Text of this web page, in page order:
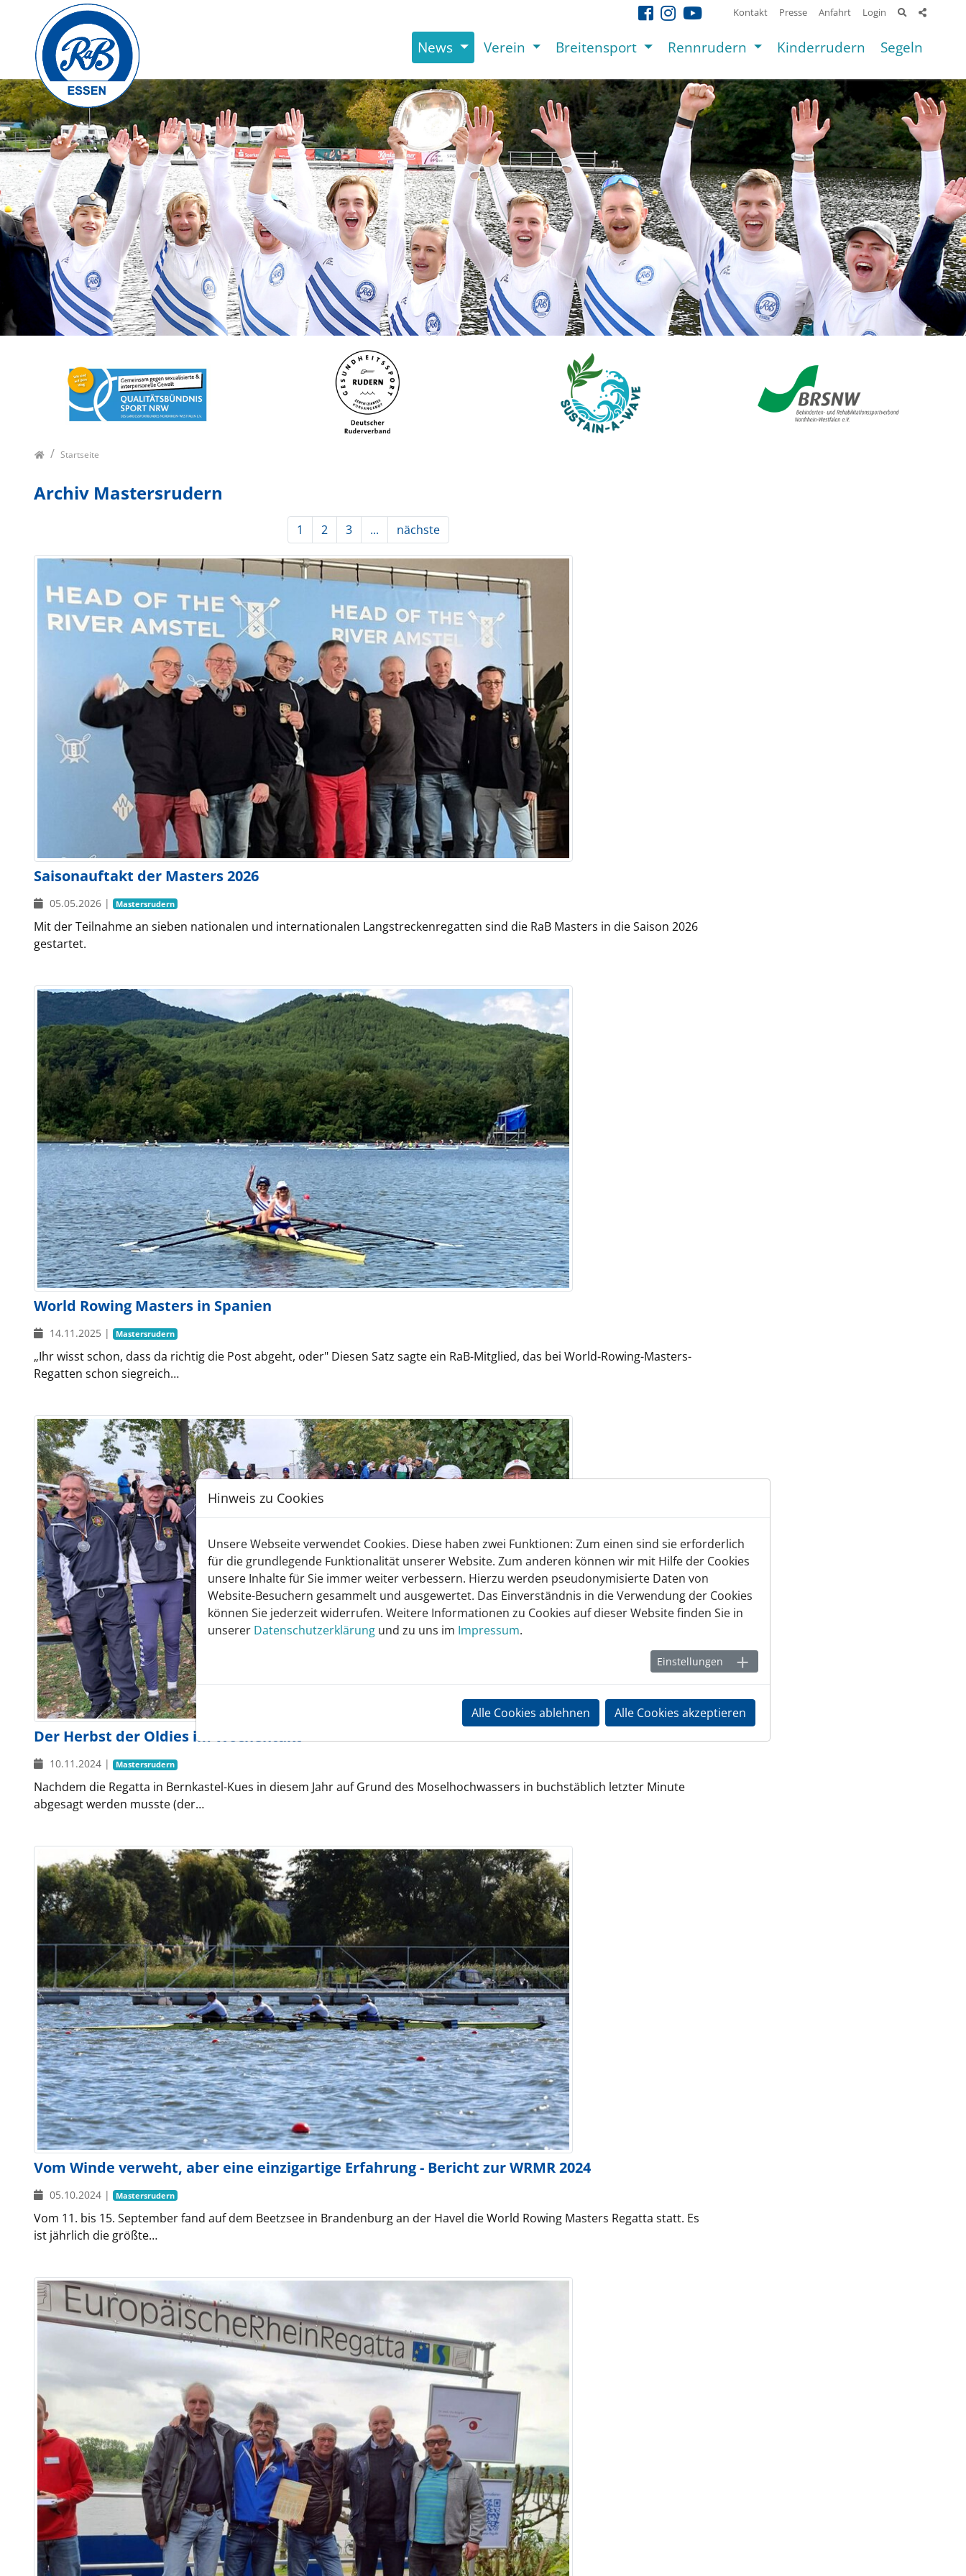
Kontakt Presse Anfahrt Login
News Verein Breitensport Rennrudern Kinderrudern Segeln
Startseite
Archiv Mastersrudern
1 2 3 ... nächste
Saisonauftakt der Masters 2026
05.05.2026 | Mastersrudern
Mit der Teilnahme an sieben nationalen und internationalen Langstreckenregatten sind die RaB Masters in die Saison 2026
gestartet.
World Rowing Masters in Spanien
14.11.2025 | Mastersrudern
„Ihr wisst schon, dass da richtig die Post abgeht, oder" Diesen Satz sagte ein RaB-Mitglied, das bei World-Rowing-Masters-
Regatten schon siegreich…
Der Herbst der Oldies im Wochentakt
10.11.2024 | Mastersrudern
Nachdem die Regatta in Bernkastel-Kues in diesem Jahr auf Grund des Moselhochwassers in buchstäblich letzter Minute
abgesagt werden musste (der…
Vom Winde verweht, aber eine einzigartige Erfahrung - Bericht zur WRMR 2024
05.10.2024 | Mastersrudern
Vom 11. bis 15. September fand auf dem Beetzsee in Brandenburg an der Havel die World Rowing Masters Regatta statt. Es
ist jährlich die größte…
Hinweis zu Cookies
Unsere Webseite verwendet Cookies. Diese haben zwei Funktionen: Zum einen sind sie erforderlich
für die grundlegende Funktionalität unserer Website. Zum anderen können wir mit Hilfe der Cookies
unsere Inhalte für Sie immer weiter verbessern. Hierzu werden pseudonymisierte Daten von
Website-Besuchern gesammelt und ausgewertet. Das Einverständnis in die Verwendung der Cookies
können Sie jederzeit widerrufen. Weitere Informationen zu Cookies auf dieser Website finden Sie in
unserer Datenschutzerklärung und zu uns im Impressum.
Einstellungen
Alle Cookies ablehnen Alle Cookies akzeptieren